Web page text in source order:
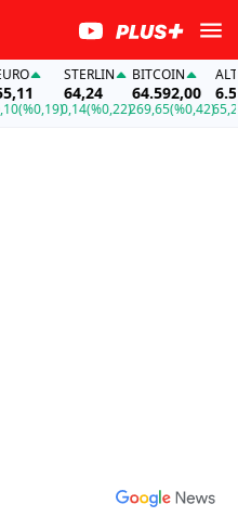
(%0,19)
STERLIN
64,24
0,14(%0,22)
BITCOIN
64.592,00
269,65(%0,42)
ALTIN
65,27